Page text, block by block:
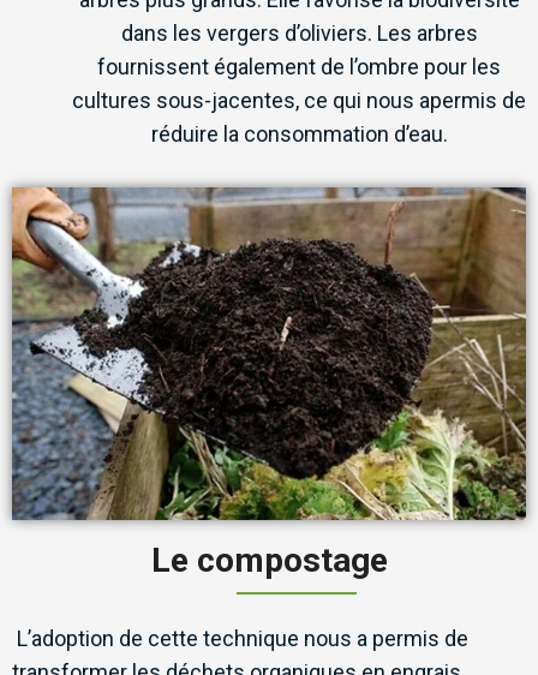
dans les vergers d’oliviers. Les arbres
fournissent également de l’ombre pour les
cultures sous-jacentes, ce qui nous apermis de
réduire la consommation d’eau.
Le compostage
L’adoption de cette technique nous a permis de